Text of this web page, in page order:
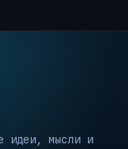
идеи, мысли и